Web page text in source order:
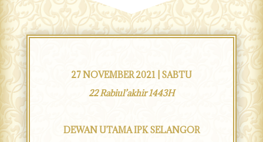
27 NOVEMBER 2021 | SABTU
22 Rabiul’akhir 1443H
DEWAN UTAMA IPK SELANGOR